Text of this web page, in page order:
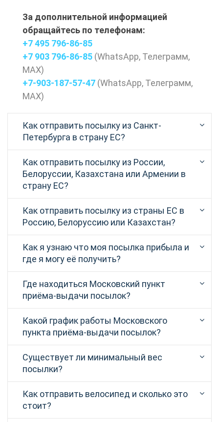
За дополнительной информацией
обращайтесь по телефонам:
+7 495 796-86-85
+7 903 796-86-85 (WhatsApp, Телеграмм,
МАХ)
+7-903-187-57-47 (WhatsApp, Телеграмм,
МАХ)
Как отправить посылку из Санкт-
Петербурга в страну ЕС?
Как отправить посылку из России,
Белоруссии, Казахстана или Армении в
страну ЕС?
Как отправить посылку из страны ЕС в
Россию, Белоруссию или Казахстан?
Как я узнаю что моя посылка прибыла и
где я могу её получить?
Где находиться Московский пункт
приёма-выдачи посылок?
Какой график работы Московского
пункта приёма-выдачи посылок?
Существует ли минимальный вес
посылки?
Как отправить велосипед и сколько это
стоит?